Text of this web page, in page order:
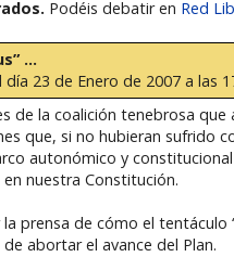
Podéis debatir en Red
...
día 23 de Enero de 2007 a las
de la coalición tenebrosa
que, si no hubieran sufrido
autonómico y
nuestra Constitución.
prensa de cómo el tentáculo
abortar el avance del Plan.